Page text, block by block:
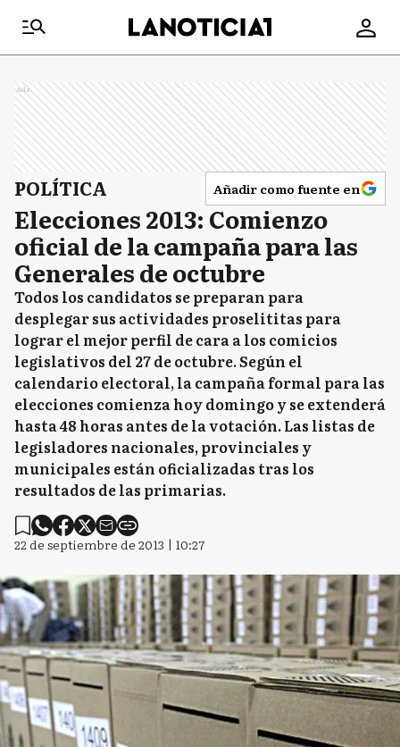
Ads
POLÍTICA Añadir como fuente en
Elecciones 2013: Comienzo
oficial de la campaña para las
Generales de octubre
Todos los candidatos se preparan para
desplegar sus actividades proselititas para
lograr el mejor perfil de cara a los comicios
legislativos del 27 de octubre. Según el
calendario electoral, la campaña formal para las
elecciones comienza hoy domingo y se extenderá
hasta 48 horas antes de la votación. Las listas de
legisladores nacionales, provinciales y
municipales están oficializadas tras los
resultados de las primarias.
22 de septiembre de 2013 | 10:27